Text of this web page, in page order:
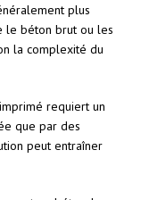
plus
le béton brut ou les
la complexité du
requiert un
que par des
peut entraîner